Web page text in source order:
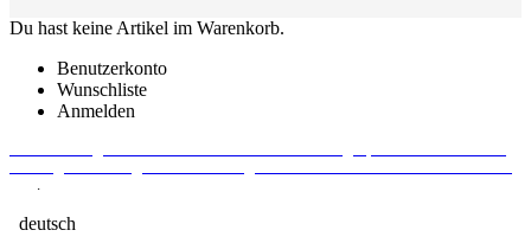
Du hast keine Artikel im Warenkorb.
Benutzerkonto
Wunschliste
Anmelden
.
deutsch